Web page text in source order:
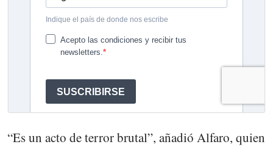
“Es un acto de terror brutal”, añadió Alfaro, quien